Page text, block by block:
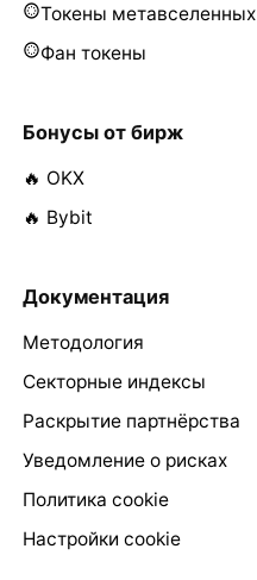
Токены метавселенных
Фан токены
Бонусы от бирж
🔥 OKX
🔥 Bybit
Документация
Методология
Секторные индексы
Раскрытие партнёрства
Уведомление о рисках
Политика cookie
Настройки cookie